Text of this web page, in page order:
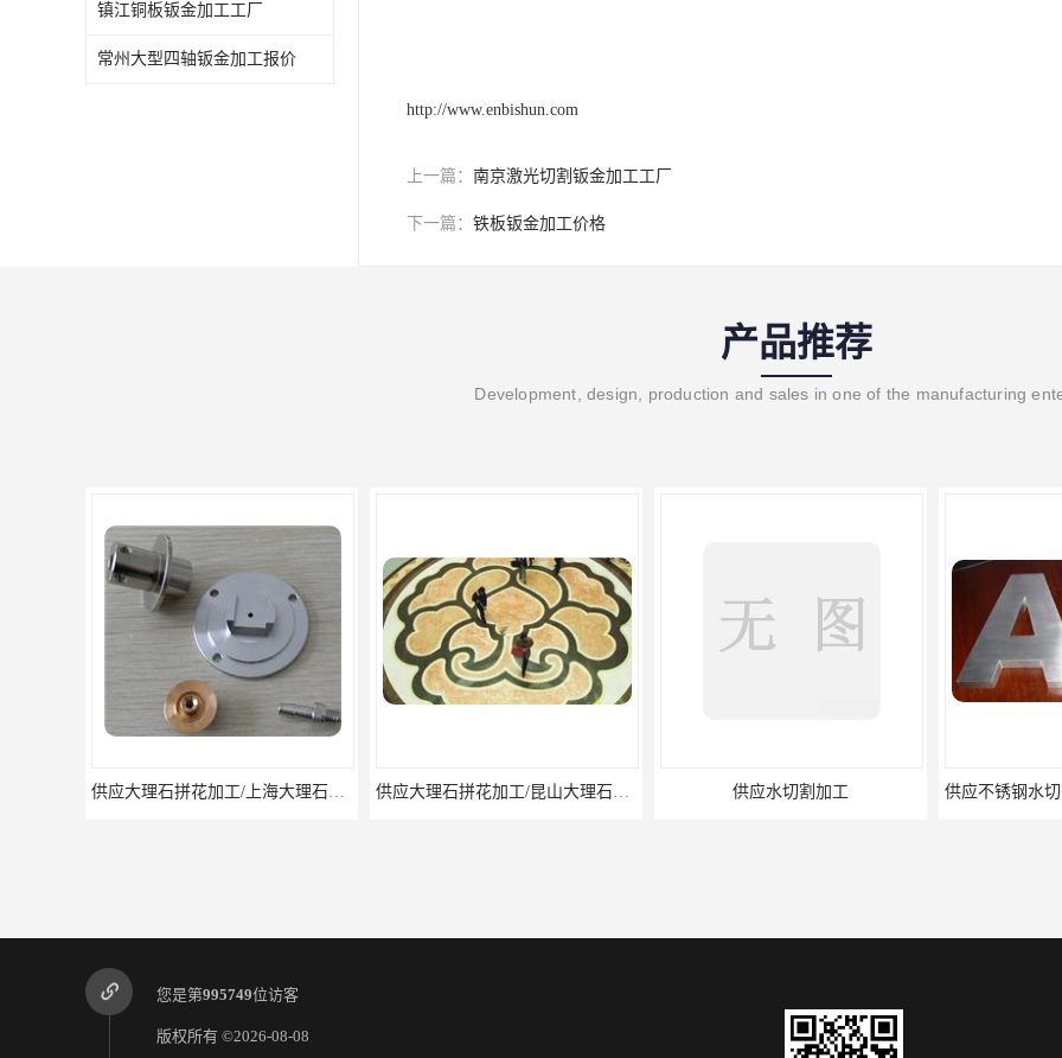
镇江铜板钣金加工工厂
常州大型四轴钣金加工报价
http://www.enbishun.com
上一篇： 南京激光切割钣金加工工厂
下一篇： 铁板钣金加工价格
产品推荐
Development, design, production and sales in one of the manufacturing
供应大理石拼花加工/上海大理石拼花 供应大理石拼花加工/昆山大理石拼花加工 供应水切割加工
您是第995749位访客
版权所有 ©2026-08-08